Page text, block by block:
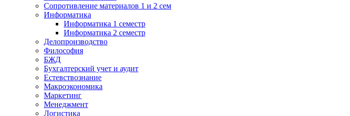
Сопротивление материалов 1 и 2 сем
Информатика
Информатика 1 семестр
Информатика 2 семестр
Делопроизводство
Философия
БЖД
Бухгалтерский учет и аудит
Естевствознание
Макроэкономика
Маркетинг
Менеджмент
Логистика